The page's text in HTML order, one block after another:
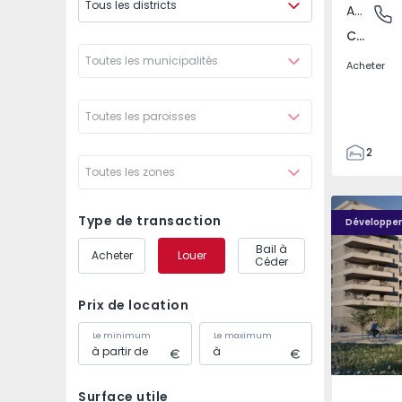
Tous les districts
Toutes les municipalités
Toutes les paroisses
Toutes les zones
Type de transaction
Acheter Louer
Bail à
Céder
Prix de location
Le minimum Le maximum
Surface utile
Covilhã
Appartement
Covilhã e Canhoso, Castelo Branco
Acheter
2
85
85
0
4
PLENO